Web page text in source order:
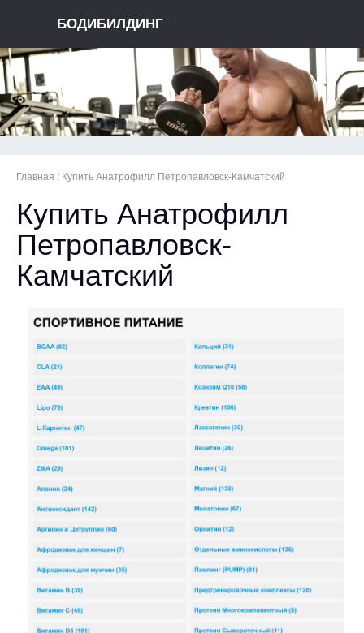
БОДИБИЛДИНГ
Главная / Купить Анатрофилл Петропавловск-Камчатский
Купить Анатрофилл
Петропавловск-
Камчатский